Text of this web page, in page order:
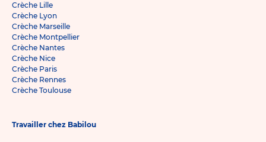
Crèche Lille
Crèche Lyon
Crèche Marseille
Crèche Montpellier
Crèche Nantes
Crèche Nice
Crèche Paris
Crèche Rennes
Crèche Toulouse
Travailler chez Babilou